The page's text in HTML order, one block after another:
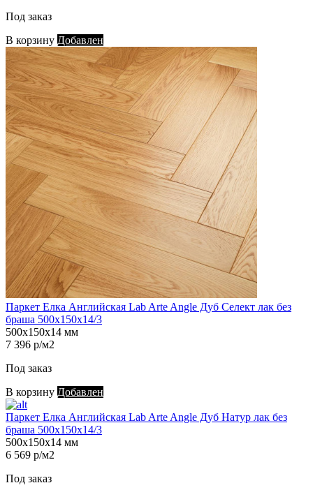
Под заказ
В корзину Добавлен
Паркет Елка Английская Lab Arte Angle Дуб Селект лак без
браша 500х150х14/3
500х150х14 мм
7 396 р/м2
Под заказ
В корзину Добавлен
Паркет Елка Английская Lab Arte Angle Дуб Натур лак без
браша 500х150х14/3
500х150х14 мм
6 569 р/м2
Под заказ